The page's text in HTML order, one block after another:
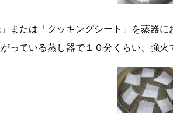
」または「クッキングシート」を蒸器
っている蒸し器で１０分くらい、強火